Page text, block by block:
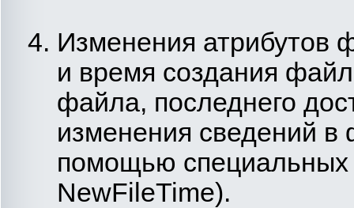
Изменения атрибутов
и время создания
файла, последнего
изменения сведений в
помощью
NewFileTime).